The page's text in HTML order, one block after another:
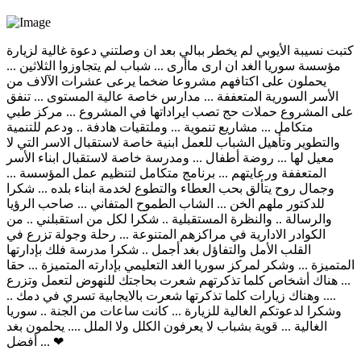
كتبت نسيبة الأيوبي لم يخطر ببالي بعد ان وصلتني دعوة غالية لزيارة
مؤسسة سوريا الغد ان ارى ماأرى ... شباب لم يتجاوزوا الثلاثين ...
يحملون على اكتافهم مشروعا ضخما يرعى عشرات الآلاف من
الأسر السورية المتعففة ... مدارس خاصة عالية المستوى ... تنفق
على المشروع حملات حج تصب ايراداتها في المشروع ... مركز طبي
متكامل ... مشاريع تنموية ... وملتقيات هادفة .. ودعم للتنمية
والتطوير وتأهيل الشباب للعمل ابنية خاصة لاستقبال الاسر التي لا
معيل لها ... روضة أطفال ... ومدرسة خاصة لاستقبال ابناء الأسر
المتعففة ورعايتهم ... برنامج متكامل لتنظيم عمل المؤسسة ...
وجمال روح يتألق بحب العطاء والتطوع لخدمة ابناء بلده ... شكرا
للدكتور ملهم الخن ... الشاب الطموح المتفاني ... صاحب الرؤيا
والرسالة .. والنظرة المستقبلية .. شكرا لكل من استقبلني .. من
الكوادر الادارية في مراكزهم المتنوعة ... رحلة وجولة تزرع في
القلب الأمل والتفاؤل بغد أجمل .. شكرا مدرسة فلك بإدارتها
المتميزة ... وشكر لمركز سوريا الغد التعليمي بإدارته المتميزة ... حقا
... هناك أشخاص كلما تذكرتهم شعرت بحاجتك للنهوض لتعمل وتزرع
.... وهناك زيارات كلما تذكرتها شعرت بالايجابية تسري في دمك ..
وشكرا لدعوتكم الغالية للزيارة ... كانت ساعات من الجنة .. سوريا
الغالية ... قوية بشباب لا يعرفون الكلل ولا الملل .... يحلمون بغد
أفضل ... ❤